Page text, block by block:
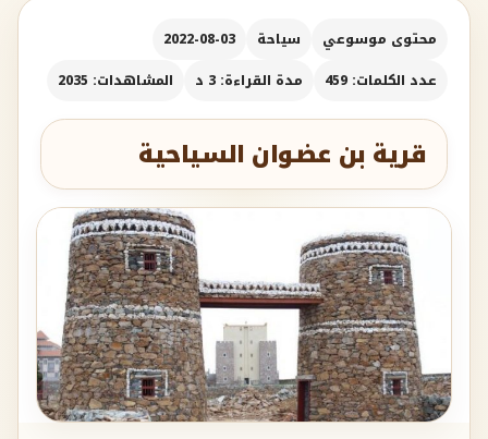
محتوى موسوعي سياحة
2022-08-03
عدد الكلمات: 459
مدة القراءة: 3 د المشاهدات: 2035
قرية بن عضوان السياحية